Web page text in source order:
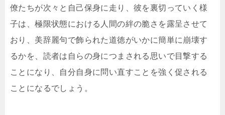
僚たちが次々と自己保身に走り、彼を裏切っていく様
子は、極限状態における人間の絆の脆さを露呈させて
おり、美辞麗句で飾られた道徳がいかに簡単に崩壊す
るかを、読者は自らの身につまされる思いで目撃する
ことになり、自分自身に問い直すことを強く促される
ことになるでしょう。